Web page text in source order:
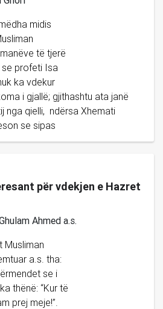
midis
të tjerë
profeti Isa
ka vdekur
i gjallë; gjithashtu ata janë
nga qielli, ndërsa Xhemati
se sipas
për vdekjen e Hazret
Ahmed a.s.
Musliman
a.s. tha:
se i
thënë: “Kur të
prej meje!”.